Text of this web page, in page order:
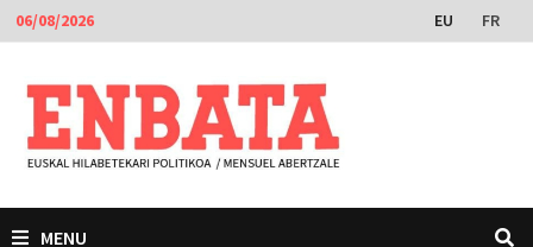
Skip
to
content
06/08/2026 EU FR
MENU